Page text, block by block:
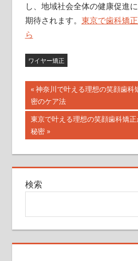
し、地域社会全体の健康促進
期待されます。 東京で歯科矯
ら
ワイヤー矯正
投
稿
ナ
ビ
ゲ
ー
ョ
ン
前
の
記
事:
神奈川で叶える理想の笑顔歯科
密のケア法
次
の
記
事:
東京で叶える理想の笑顔歯科矯
秘密
検索